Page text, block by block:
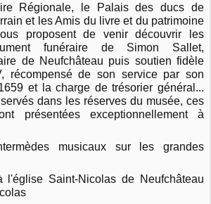
Régionale, le Palais des ducs de
et les Amis du livre et du patrimoine
proposent de venir découvrir les
funéraire de Simon Sallet,
de Neufchâteau puis soutien fidèle
récompensé de son service par son
et la charge de trésorier général...
dans les réserves du musée, ces
présentées exceptionnellement à
musicaux sur les grandes
l'église Saint-Nicolas de Neufchâteau